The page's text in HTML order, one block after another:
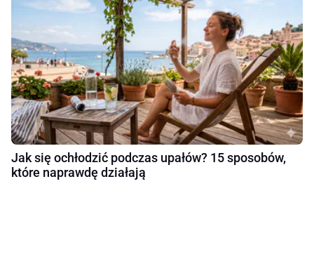
Jak się ochłodzić podczas upałów? 15 sposobów,
które naprawdę działają